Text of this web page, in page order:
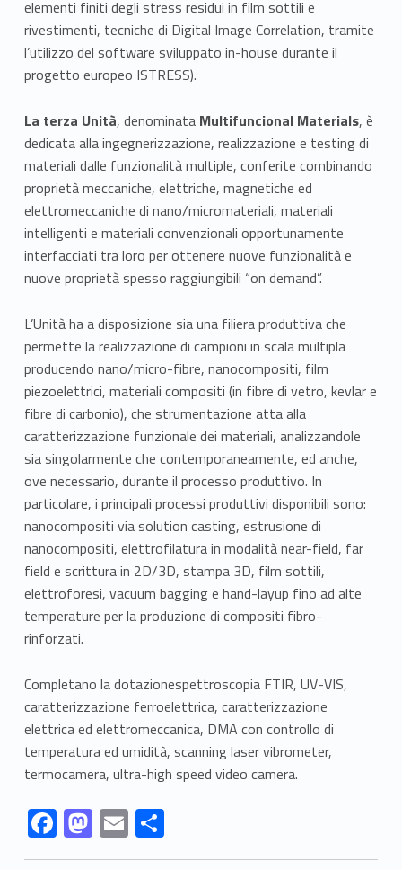
a
t
r
i
a
l
i
elementi finiti degli stress residui in film sottili e
rivestimenti, tecniche di Digital Image Correlation, tramite
l’utilizzo del software sviluppato in-house durante il
progetto europeo ISTRESS).
La terza Unità, denominata Multifuncional Materials, è
dedicata alla ingegnerizzazione, realizzazione e testing di
materiali dalle funzionalità multiple, conferite combinando
proprietà meccaniche, elettriche, magnetiche ed
elettromeccaniche di nano/micromateriali, materiali
intelligenti e materiali convenzionali opportunamente
interfacciati tra loro per ottenere nuove funzionalità e
nuove proprietà spesso raggiungibili “on demand”.
L’Unità ha a disposizione sia una filiera produttiva che
permette la realizzazione di campioni in scala multipla
producendo nano/micro-fibre, nanocompositi, film
piezoelettrici, materiali compositi (in fibre di vetro, kevlar e
fibre di carbonio), che strumentazione atta alla
caratterizzazione funzionale dei materiali, analizzandole
sia singolarmente che contemporaneamente, ed anche,
ove necessario, durante il processo produttivo. In
particolare, i principali processi produttivi disponibili sono:
nanocompositi via solution casting, estrusione di
nanocompositi, elettrofilatura in modalità near-field, far
field e scrittura in 2D/3D, stampa 3D, film sottili,
elettroforesi, vacuum bagging e hand-layup fino ad alte
temperature per la produzione di compositi fibro-
rinforzati.
Completano la dotazionespettroscopia FTIR, UV-VIS,
caratterizzazione ferroelettrica, caratterizzazione
elettrica ed elettromeccanica, DMA con controllo di
temperatura ed umidità, scanning laser vibrometer,
termocamera, ultra-high speed video camera.
Link identifier #identifier__132357-4
F
ac
Link identifier #identifier__135517-5 M
as
Link identifier #identifier__119696-6 E
m
Link identifier #identifier__127134-7 C
o